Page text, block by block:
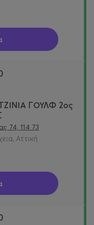
ΓΟΥΛΦ 2ος
74, 114 73
Αττική